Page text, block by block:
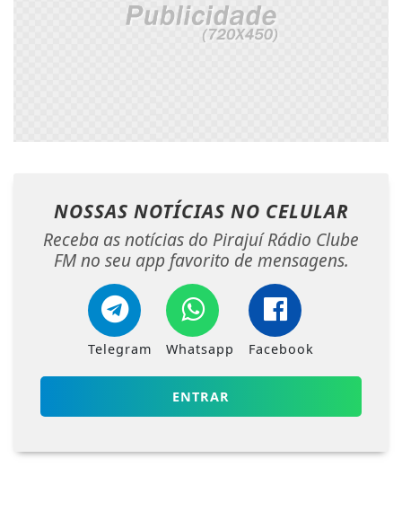
NOSSAS NOTÍCIAS NO CELULAR
Receba as notícias do Pirajuí Rádio Clube
FM no seu app favorito de mensagens.
Telegram Whatsapp Facebook
ENTRAR